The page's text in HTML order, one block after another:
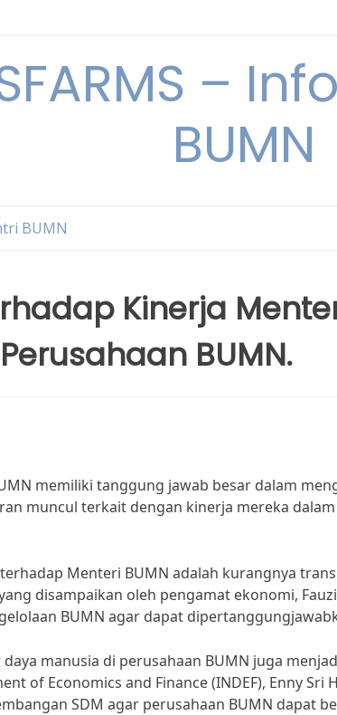
–
BUMN
BUMN
Kinerja
BUMN.
memiliki tanggung jawab besar dalam
muncul terkait dengan kinerja mereka
Menteri BUMN adalah kurangnya
disampaikan oleh pengamat ekonomi,
BUMN agar dapat
manusia di perusahaan BUMN juga
of Economics and Finance (INDEF), Enny Sri
SDM agar perusahaan BUMN dapat